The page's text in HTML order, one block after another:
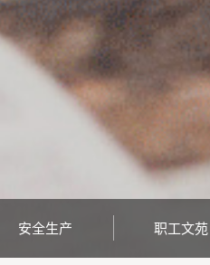
安全生产 职工文苑